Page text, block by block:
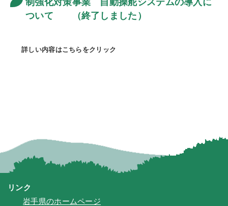
ついて （終了しました）
詳しい内容はこちらをクリック
リンク
岩手県のホームページ